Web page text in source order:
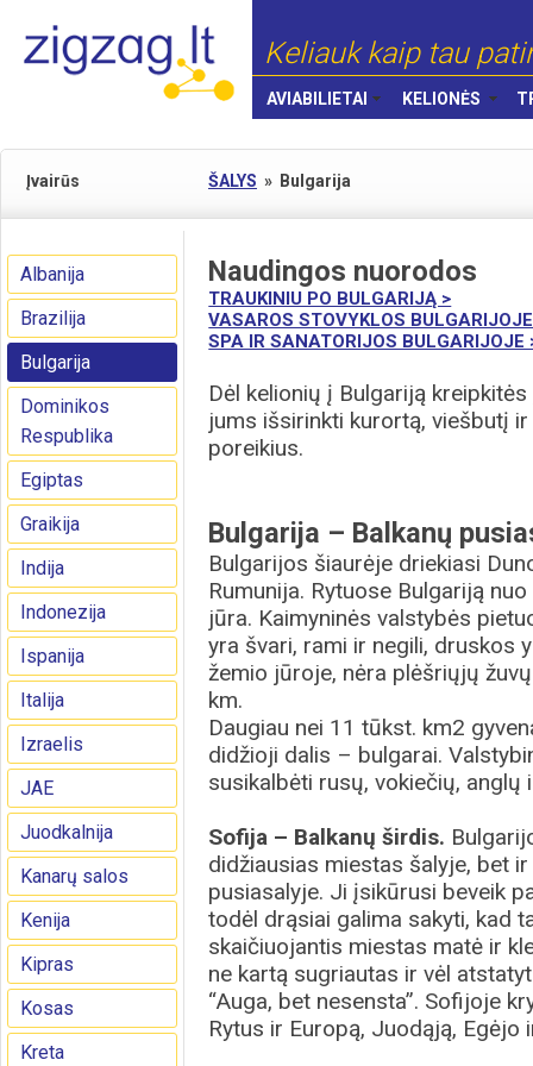
Keliauk kaip tau
AVIABILIETAI KELIONĖS
Įvairūs ŠALYS » Bulgarija
Albanija
Brazilija
Bulgarija
Dominikos
Respublika
Egiptas
Graikija
Indija
Indonezija
Ispanija
Italija
Izraelis
JAE
Juodkalnija
Kanarų salos
Kenija
Kipras
Kosas
Kreta
Naudingos nuorodos
TRAUKINIU PO BULGARIJĄ >
VASAROS STOVYKLOS
SPA IR SANATORIJOS BULGARIJOJE
Dėl kelionių į Bulgariją
jums išsirinkti kurortą, viešbutį
poreikius.
Bulgarija – Balkanų
Bulgarijos šiaurėje driekiasi
Rumunija. Ry­tuo­­se Bulgariją
jūra. Kaimyninės valstybės
yra švari, rami ir negili, drus­kos
že­­mio jūroje, nėra plėšriųjų
km.
Daugiau nei 11 tūkst. km2
didžioji dalis – bulgarai.
susikalbėti rusų, vokiečių,
Sofija – Balkanų širdis.
didžiausias miestas šalyje, bet
pusiasalyje. Ji įsikūrusi beveik
todėl drąsiai galima sakyti, kad
skaičiuojantis miestas matė ir
ne kartą sugriautas ir vėl
“Auga, bet nesensta”. Sofijoje
Rytus ir Europą, Juodąją,